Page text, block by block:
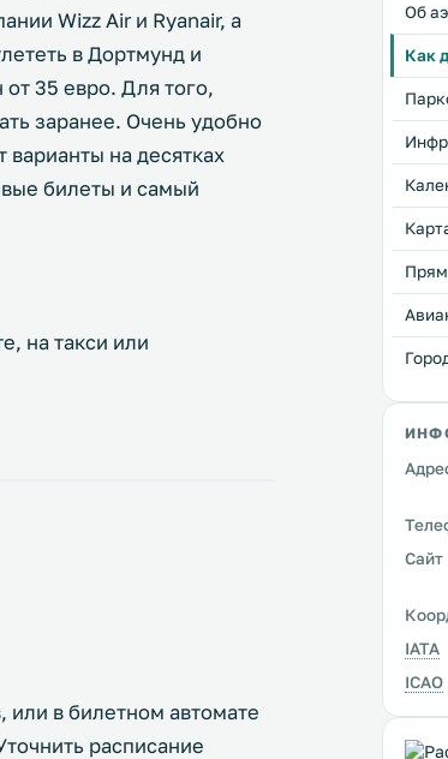
Wizz Air и Ryanair, а
в Дортмунд и
35 евро. Для того,
заранее. Очень удобно
на десятках
билеты и самый
на такси или
или в билетном автомате
расписание
Об
Как
Сайт
IATA
ICAO